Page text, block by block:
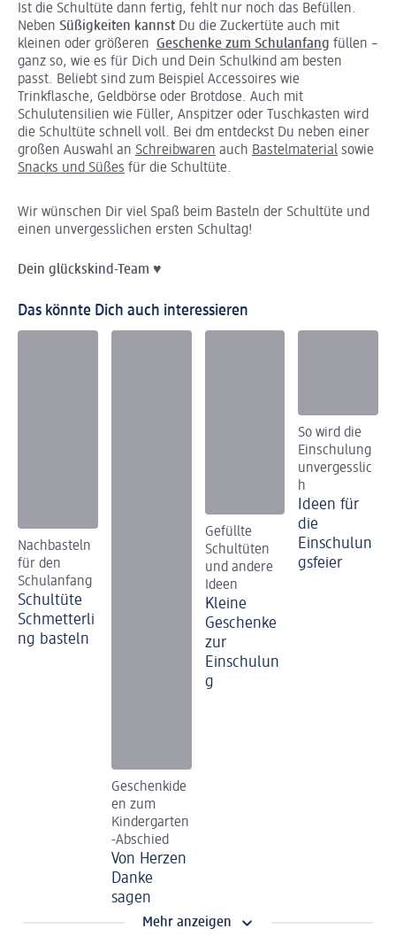
Ist die Schultüte dann fertig, fehlt nur noch das Befüllen.
Neben Süßigkeiten kannst Du die Zuckertüte auch mit
kleinen oder größeren Geschenke zum Schulanfang füllen –
ganz so, wie es für Dich und Dein Schulkind am besten
passt. Beliebt sind zum Beispiel Accessoires wie
Trinkflasche, Geldbörse oder Brotdose. Auch mit
Schulutensilien wie Füller, Anspitzer oder Tuschkasten wird
die Schultüte schnell voll. Bei dm entdeckst Du neben einer
großen Auswahl an Schreibwaren auch Bastelmaterial sowie
Snacks und Süßes für die Schultüte.
Wir wünschen Dir viel Spaß beim Basteln der Schultüte und
einen unvergesslichen ersten Schultag!
Dein glückskind-Team ♥
Das könnte Dich auch interessieren
Nachbasteln
für den
Schulanfang
Schultüte
Schmetterli
ng basteln
Geschenkide
en zum
Kindergarten
-Abschied
Von Herzen
Danke
sagen
Gefüllte
Schultüten
und andere
Ideen
Kleine
Geschenke
zur
Einschulun
g
So wird die
Einschulung
unvergesslic
h
Ideen für
die
Einschulun
gsfeier
Mehr anzeigen